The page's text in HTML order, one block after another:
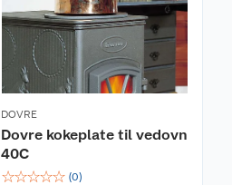
DOVRE
Dovre kokeplate til vedovn
40C
☆☆☆☆☆ (0)